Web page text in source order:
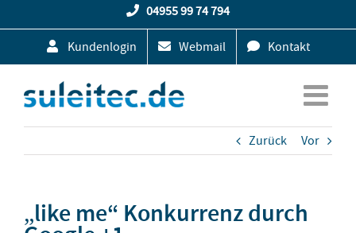
Inhalt
04955 99 74 794
Kundenlogin Webmail Kontakt
Zurück Vor
„like me“ Konkurrenz durch